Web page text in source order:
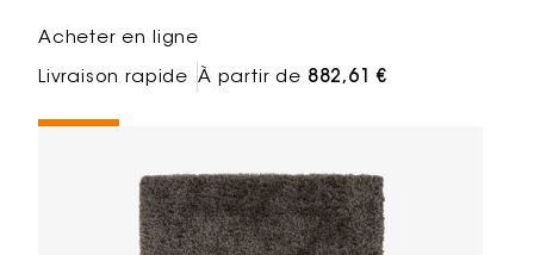
Acheter en ligne
Livraison rapide À partir de 882,61 €